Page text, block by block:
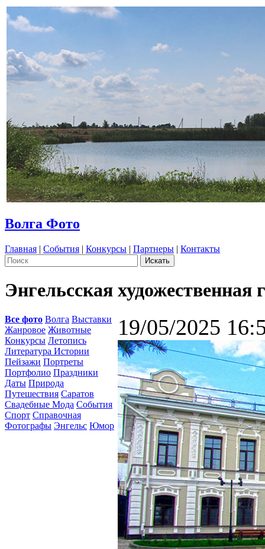
Волга Фото
Главная | События | Конкурсы | Партнеры | Контакты
Энгельсская художественная
Все фото Волга Выставки
Жанровое Животные
Конкурсы Летопись
Литература Истории
Пейзажи Портреты
Портфолио Праздники
Даты Природа
Путешествия Саратов
Свадебные Мода События
Спорт Справочная
Фотографы Энгельс Юмор
19/05/2025